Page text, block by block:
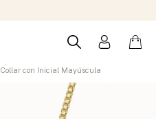
Collar con Inicial Mayúscula